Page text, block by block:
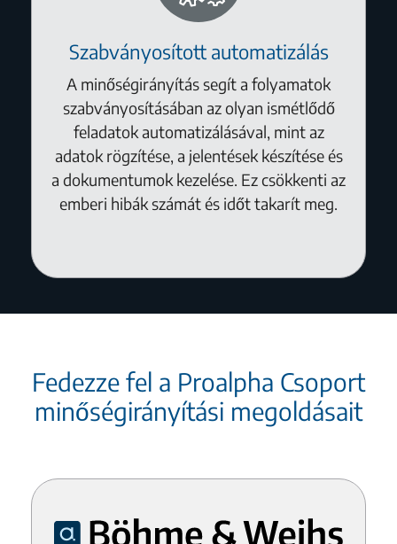
Szabványosított automatizálás
A minőségirányítás segít a folyamatok
szabványosításában az olyan ismétlődő
feladatok automatizálásával, mint az
adatok rögzítése, a jelentések készítése és
a dokumentumok kezelése. Ez csökkenti az
emberi hibák számát és időt takarít meg.
Fedezze fel a Proalpha Csoport
minőségirányítási megoldásait